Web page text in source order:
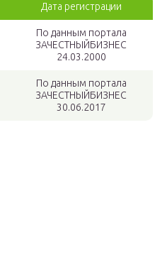
Дата регистрации
По данным портала
ЗАЧЕСТНЫЙБИЗНЕС
24.03.2000
По данным портала
ЗАЧЕСТНЫЙБИЗНЕС
30.06.2017